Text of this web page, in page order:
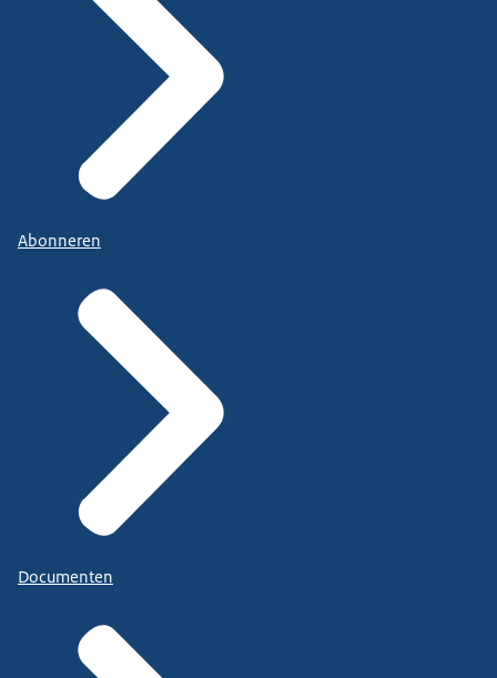
Abonneren
Documenten